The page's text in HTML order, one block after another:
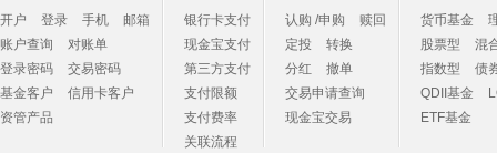
开户
登录 手机
邮箱
账户查询
对账单
登录密码
交易密码
基金客户
信用卡客户
资管产品
银行卡支付
现金宝支付
第三方支付
支付限额
支付费率
关联流程
认购 /申购
赎回
定投
转换
分红
撤单
交易申请查询
现金宝交易
货币基金
股票型
混
指数型
债
QDII基金
ETF基金